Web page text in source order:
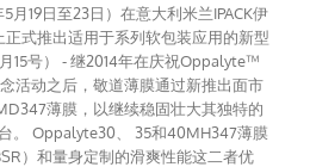
月19日至23日）在意大利米兰IPACK伊
正式推出适用于系列软包装应用的新型
15号） - 继2014年在庆祝Oppalyte™
活动之后，敬道薄膜通过新推出面市
薄膜，以继续稳固壮大其独特的
。 Oppalyte30、 35和40MH347薄膜
）和量身定制的滑爽性能这二者优